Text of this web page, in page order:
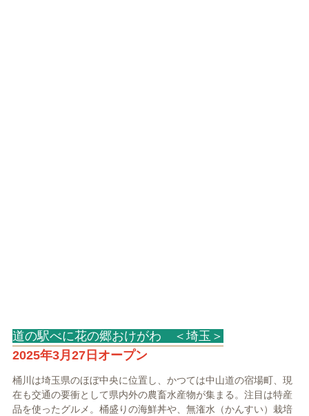
道の駅べに花の郷おけがわ ＜埼玉＞
2025年3月27日オープン
桶川は埼玉県のほぼ中央に位置し、かつては中山道の宿場町、現
在も交通の要衝として県内外の農畜水産物が集まる。注目は特産
品を使ったグルメ。桶盛りの海鮮丼や、無潅水（かんすい）栽培